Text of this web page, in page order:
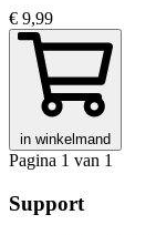
€ 9,99
in winkelmand
Pagina 1 van 1
Support